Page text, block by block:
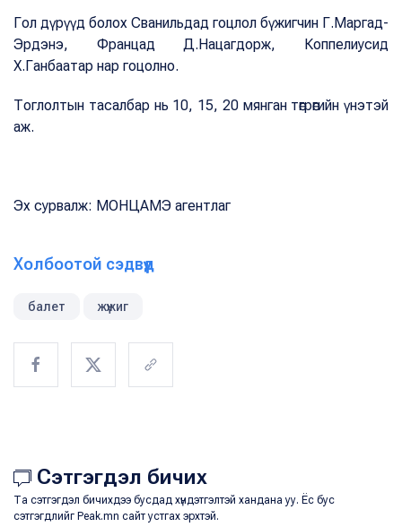
Гол дүрүүд болох Сванильдад гоцлол бүжигчин Г.Маргад-
Эрдэнэ, Францад Д.Нацагдорж, Коппелиусид
Х.Ганбаатар нар гоцолно.
Тоглолтын тасалбар нь 10, 15, 20 мянган төгрөгийн үнэтэй
аж.
Эх сурвалж: МОНЦАМЭ агентлаг
Холбоотой сэдвүүд
балет жүжиг
Сэтгэгдэл бичих
Та сэтгэгдэл бичихдээ бусдад хүндэтгэлтэй хандана уу. Ёс бус
сэтгэгдлийг Peak.mn сайт устгах эрхтэй.